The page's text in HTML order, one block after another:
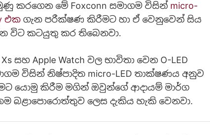
කරගෙන මේ Foxconn සමාගම විසින් micro-
එක ගැන පරීක්ෂණ කිරීමට හා ඒ වෙනුවෙන් සිය
විට කටයුතු කර තිබෙනවා.
Xs සහ Apple Watch වල භාවිතා වෙන O-LED
විසින් නිෂ්පාදිත micro-LED තාක්ෂණය අනුව
යොමු කිරීම මගින් ඔවුන්ගේ ආදායම් මාර්ග
බළාපොරොත්තුව ලෙස දැකිය හැකි වෙනවා.